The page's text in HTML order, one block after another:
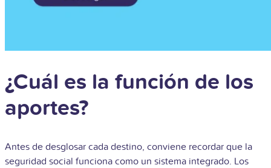
¿Cuál es la función de los
aportes?
Antes de desglosar cada destino, conviene recordar que la
seguridad social funciona como un sistema integrado. Los